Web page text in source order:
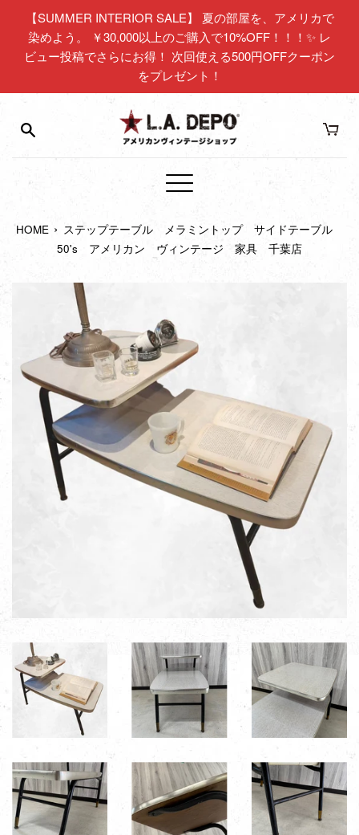
【SUMMER INTERIOR SALE】 夏の部屋を、アメリカで
染めよう。 ￥30,000以上のご購入で10%OFF！！！✨ レ
ビュー投稿でさらにお得！ 次回使える500円OFFクーポン
をプレゼント！
メ
ュ
ー
HOME › ステップテーブル メラミントップ サイドテーブル
50's アメリカン ヴィンテージ 家具 千葉店